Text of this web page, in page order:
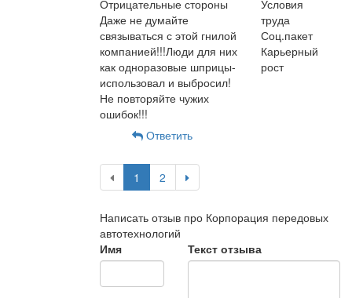
Отрицательные стороны
Даже не думайте
связываться с этой гнилой
компанией!!!Люди для них
как одноразовые шприцы-
использовал и выбросил!
Не повторяйте чужих
ошибок!!!
Условия
труда
Соц.пакет
Карьерный
рост
Ответить
1 2
Написать отзыв про Корпорация передовых
автотехнологий
Имя
Текст отзыва